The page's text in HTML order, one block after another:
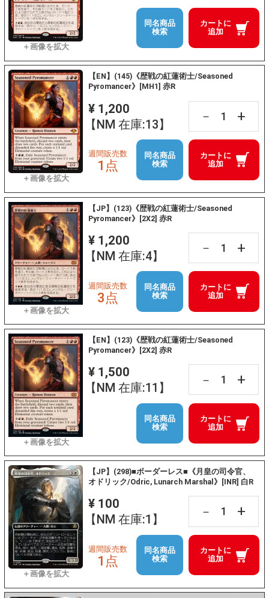
カートに
追加
同名商品
検索
【EN】(145)《歴戦の紅蓮術士/Seasoned
Pyromancer》[MH1] 赤R
¥ 1,200
【NM 在庫:13】
－ +
カートに
追加
週間販売数
1点
同名商品
検索
【JP】(123)《歴戦の紅蓮術士/Seasoned
Pyromancer》[2X2] 赤R
¥ 1,200
【NM 在庫:4】
－ +
カートに
追加
週間販売数
3点
同名商品
検索
【EN】(123)《歴戦の紅蓮術士/Seasoned
Pyromancer》[2X2] 赤R
¥ 1,500
【NM 在庫:11】
－ +
カートに
追加
同名商品
検索
【JP】(298)■ボーダーレス■《月皇の司令官、
オドリック/Odric, Lunarch Marshal》[INR] 白R
¥ 100
【NM 在庫:1】
－ +
カートに
追加
週間販売数
1点
同名商品
検索